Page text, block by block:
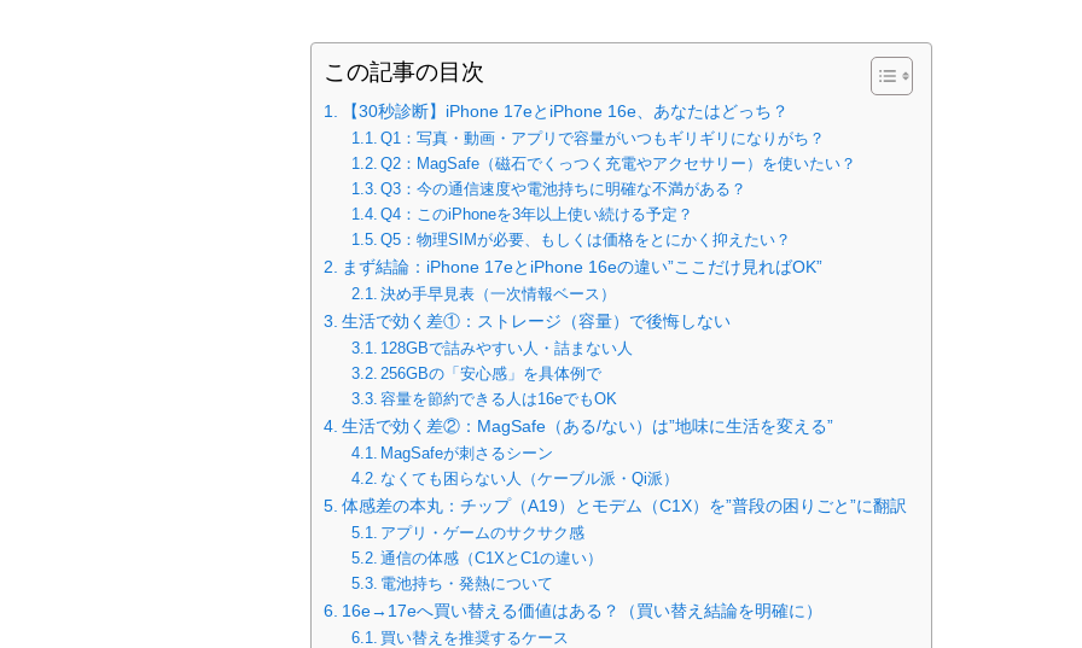
この記事の目次
【30秒診断】iPhone 17eとiPhone 16e、あなたはどっち？
Q1：写真・動画・アプリで容量がいつもギリギリになりがち？
Q2：MagSafe（磁石でくっつく充電やアクセサリー）を使いたい？
Q3：今の通信速度や電池持ちに明確な不満がある？
Q4：このiPhoneを3年以上使い続ける予定？
Q5：物理SIMが必要、もしくは価格をとにかく抑えたい？
まず結論：iPhone 17eとiPhone 16eの違い”ここだけ見ればOK”
決め手早見表（一次情報ベース）
生活で効く差①：ストレージ（容量）で後悔しない
128GBで詰みやすい人・詰まない人
256GBの「安心感」を具体例で
容量を節約できる人は16eでもOK
生活で効く差②：MagSafe（ある/ない）は”地味に生活を変える”
MagSafeが刺さるシーン
なくても困らない人（ケーブル派・Qi派）
体感差の本丸：チップ（A19）とモデム（C1X）を”普段の困りごと”に翻訳
アプリ・ゲームのサクサク感
通信の体感（C1XとC1の違い）
電池持ち・発熱について
16e→17eへ買い替える価値はある？（買い替え結論を明確に）
買い替えを推奨するケース